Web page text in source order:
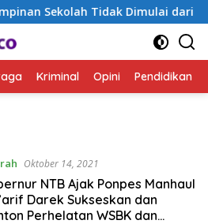
Sekolah Tidak Dimulai dari
Kriminal Opini Pendidikan
Oktober 14, 2021
NTB Ajak Ponpes Manhaul
Darek Sukseskan dan
Perhelatan WSBK dan